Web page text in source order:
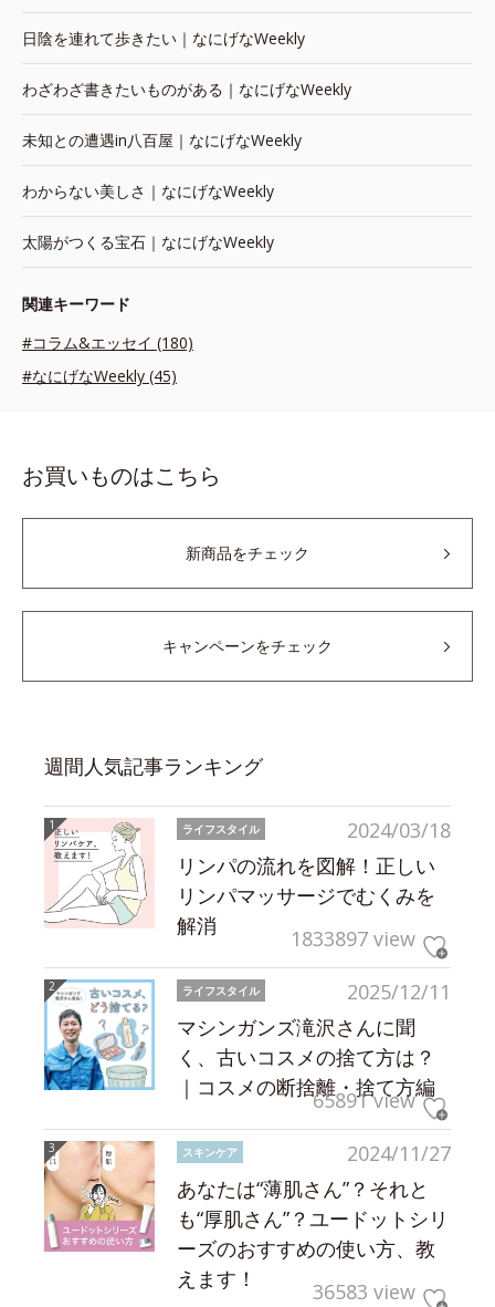
日陰を連れて歩きたい｜なにげなWeekly
わざわざ書きたいものがある｜なにげなWeekly
未知との遭遇in八百屋｜なにげなWeekly
わからない美しさ｜なにげなWeekly
太陽がつくる宝石｜なにげなWeekly
関連キーワード
#コラム&エッセイ (180)
#なにげなWeekly (45)
お買いものはこちら
新商品をチェック
キャンペーンをチェック
週間人気記事ランキング
2024/03/18
ライフスタイル
リンパの流れを図解！正しい
リンパマッサージでむくみを
解消
1833897 view
2025/12/11
ライフスタイル
マシンガンズ滝沢さんに聞
く、古いコスメの捨て方は？
｜コスメの断捨離・捨て方編
65891 view
2024/11/27
スキンケア
あなたは“薄肌さん”？それと
も“厚肌さん”？ユードットシリ
ーズのおすすめの使い方、教
えます！
36583 view